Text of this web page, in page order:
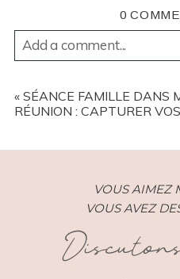
0
Add a comment...
REQUIRED FIELDS ARE
POST COMMENT
« SÉANCE FAMILLE DANS
RÉUNION : CAPTURER
VOUS AIMEZ
VOUS AVEZ